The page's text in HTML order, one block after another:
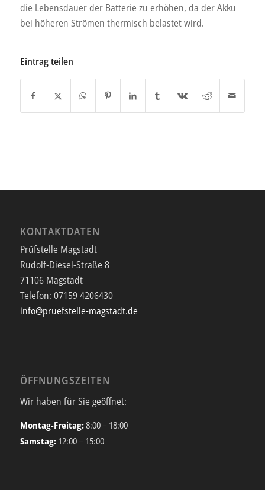
die Lebensdauer der Batterie zu erhöhen, da der Akku
bei höheren Strömen thermisch belastet wird.
Eintrag teilen
KONTAKTDATEN
Prüfstelle Magstadt
Rudolf-Diesel-Straße 8
71106 Magstadt
Telefon: 07159 4206430
info@pruefstelle-magstadt.de
ÖFFNUNGSZEITEN
Wir haben für Sie geöffnet:
Montag-Freitag:8:00 – 18:00
Samstag: 12:00 – 15:00